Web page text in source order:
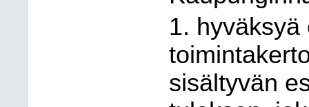
1.
sisältyvän